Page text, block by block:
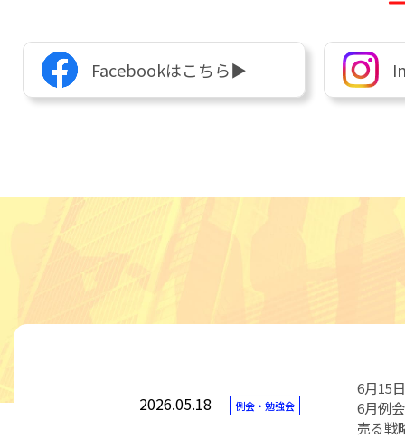
Facebookはこちら▶︎
2026.05.18 例会・勉強会
6月15
6月例会
売る戦